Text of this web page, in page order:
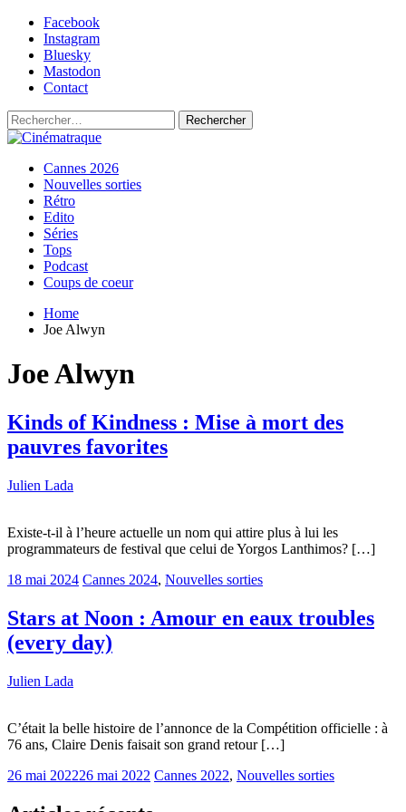
Skip
content
Facebook
Instagram
Bluesky
Mastodon
Contact
Rechercher :
Cinématraque
Si on avait du talent, on ferait des films
Primary
Menu
Cannes 2026
Nouvelles sorties
Rétro
Edito
Séries
Tops
Podcast
Coups de coeur
Home
Joe Alwyn
Joe Alwyn
Kinds of Kindness : Mise à mort des
pauvres favorites
Julien Lada
Existe-t-il à l’heure actuelle un nom qui attire plus à lui les
programmateurs de festival que celui de Yorgos Lanthimos? […]
18 mai 2024 Cannes 2024, Nouvelles sorties
Stars at Noon : Amour en eaux troubles
(every day)
Julien Lada
C’était la belle histoire de l’annonce de la Compétition officielle : à
76 ans, Claire Denis faisait son grand retour […]
26 mai 202226 mai 2022 Cannes 2022, Nouvelles sorties